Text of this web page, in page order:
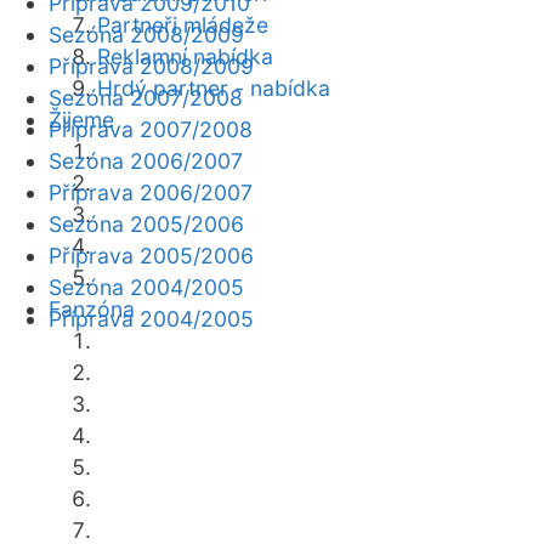
Partneři mládeže
Reklamní nabídka
Hrdý partner - nabídka
Žijeme
Fanzóna
Sezóna 2008/2009
Příprava 2008/2009
Sezóna 2007/2008
Příprava 2007/2008
Sezóna 2006/2007
Příprava 2006/2007
Sezóna 2005/2006
Příprava 2005/2006
Sezóna 2004/2005
Příprava 2004/2005